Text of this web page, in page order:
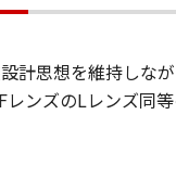
計思想を維持しな
レンズのLレンズ同